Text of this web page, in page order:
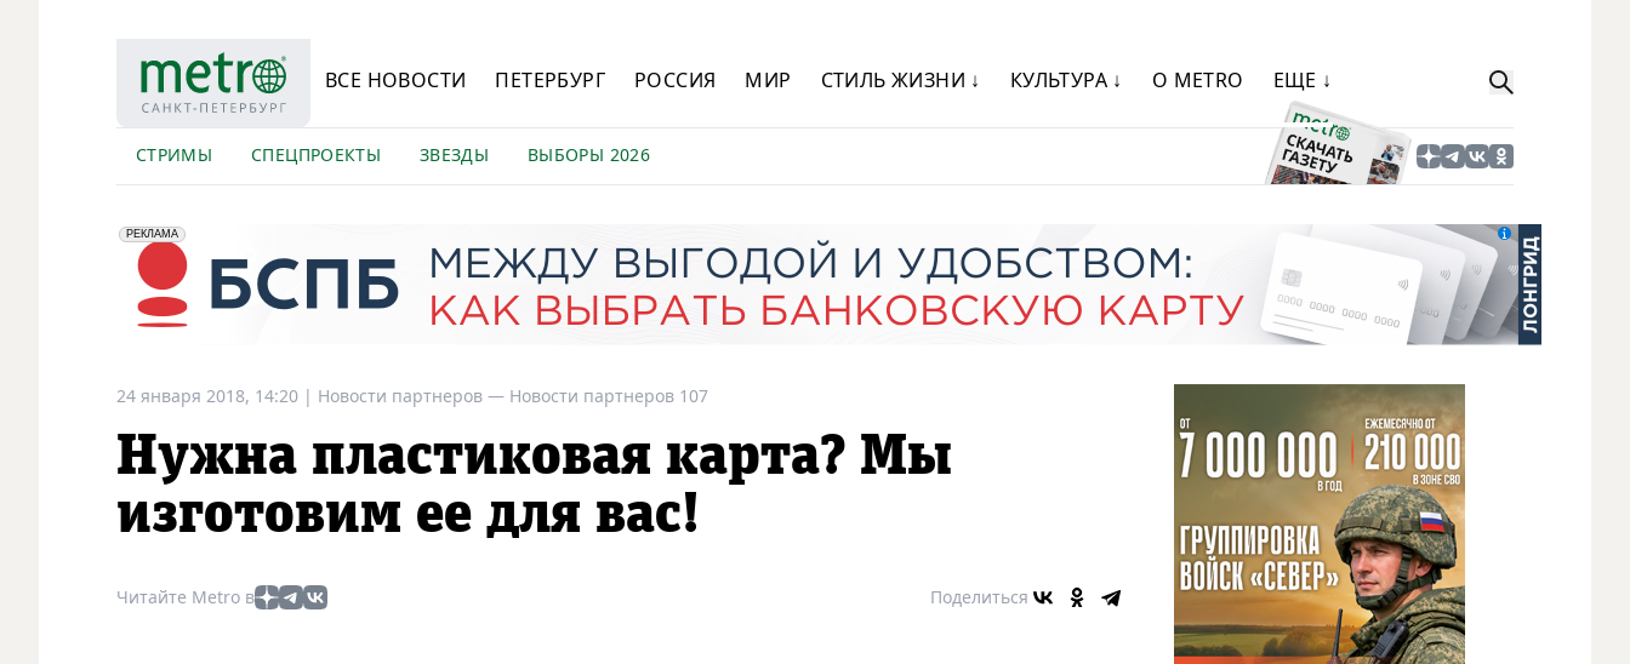
ВСЕ НОВОСТИ ПЕТЕРБУРГ РОССИЯ МИР СТИЛЬ ЖИЗНИ ↓ КУЛЬТУРА ↓ О METRO ЕЩЕ ↓
СТРИМЫ СПЕЦПРОЕКТЫ ЗВЕЗДЫ ВЫБОРЫ 2026
erid: 2VfnxyFybV5
РЕКЛАМА
ПАО "Банк "Санкт-Петербург", ИНН: 7831000027
24 января 2018, 14:20 | Новости партнеров — Новости партнеров 107
Нужна пластиковая карта? Мы
изготовим ее для вас!
Читайте Metro в Поделиться